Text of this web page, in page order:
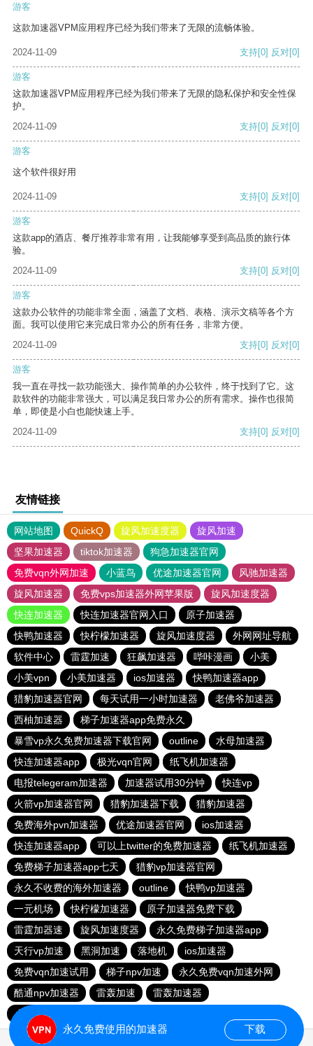
游客
这款加速器VPM应用程序已经为我们带来了无限的流畅体验。
2024-11-09 支持[0] 反对[0]
游客
这款加速器VPM应用程序已经为我们带来了无限的隐私保护和安全性保
护。
2024-11-09
支持[0] 反对[0]
游客
这个软件很好用
2024-11-09 支持[0] 反对[0]
游客
这款app的酒店、餐厅推荐非常有用，让我能够享受到高品质的旅行体
验。
2024-11-09
支持[0] 反对[0]
游客
这款办公软件的功能非常全面，涵盖了文档、表格、演示文稿等各个方
面。我可以使用它来完成日常办公的所有任务，非常方便。
2024-11-09
支持[0] 反对[0]
游客
我一直在寻找一款功能强大、操作简单的办公软件，终于找到了它。这
款软件的功能非常强大，可以满足我日常办公的所有需求。操作也很简
单，即使是小白也能快速上手。
2024-11-09
支持[0] 反对[0]
友情链接
网站地图 QuickQ 旋风加速度器
旋风加速
坚果加速器
tiktok加速器
狗急加速器官网
免费vqn外网加速
小蓝鸟 优途加速器官网
风驰加速器
旋风加速器
免费vps加速器外网苹果版
旋风加速度器
快连加速器
快连加速器官网入口
原子加速器
快鸭加速器
快柠檬加速器 旋风加速度器
外网网址导航
软件中心
雷霆加速 狂飙加速器 哔咔漫画
小美
小美vpn
小美加速器 ios加速器
快鸭加速器app
猎豹加速器官网
每天试用一小时加速器
老佛爷加速器
西柚加速器
梯子加速器app免费永久
暴雪vp永久免费加速器下载官网
outline
水母加速器
快连加速器app
极光vqn官网
纸飞机加速器
电报telegeram加速器
加速器试用30分钟
快连vp
火箭vp加速器官网
猎豹加速器下载
猎豹加速器
免费海外pvn加速器
优途加速器官网
ios加速器
快连加速器app
可以上twitter的免费加速器
纸飞机加速器
免费梯子加速器app七天
猎豹vp加速器官网
永久不收费的海外加速器
outline
快鸭vp加速器
一元机场
快柠檬加速器
原子加速器免费下载
雷霆加器速
旋风加速度器
永久免费梯子加速器app
天行vp加速
黑洞加速 落地机
ios加速器
免费vqn加速试用
梯子npv加速
永久免费vqn加速外网
酷通npv加速器
雷轰加速
雷轰加速器
小猫咪ciash加速器
永久免费使用的加速器 下载